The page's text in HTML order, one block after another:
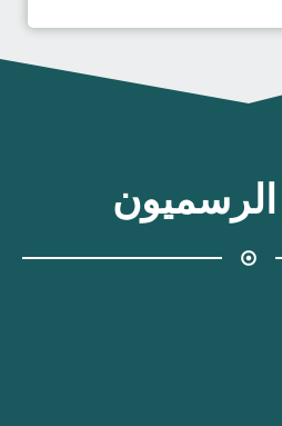
الرسميون